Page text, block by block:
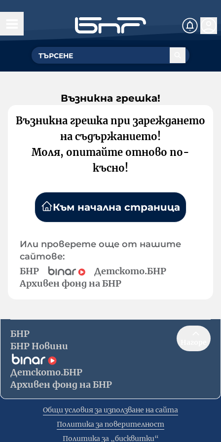
Възникна грешка!
Възникна грешка при зареждането
на съдържанието!
Моля, опитайте отново по-
късно!
Към начална страница
Или проверете още от нашите
сайтове:
БНР
Детското.БНР
Архивен фонд на БНР
БНР
БНР Новини
Детското.БНР
Архивен фонд на БНР
Общи условия за използване на сайта
Политика за поверителност
Политика за „бисквитки“